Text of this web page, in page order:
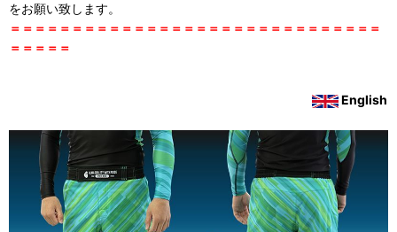
をお願い致します。
＝＝＝＝＝＝＝＝＝＝＝＝＝＝＝＝＝＝＝＝＝＝＝＝＝＝＝＝＝＝
＝＝＝＝＝
English